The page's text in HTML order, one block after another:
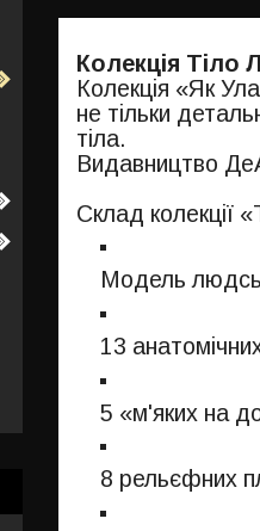
Колекція Тіло
Колекція «Як
не тільки
тіла.
Видавництво
Склад колекції
Модель
13
5 «м'яких на
8 рельєфних